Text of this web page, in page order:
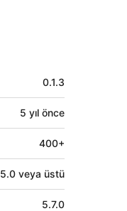
0.1.3
5 yıl önce
400+
5.0 veya üstü
5.7.0